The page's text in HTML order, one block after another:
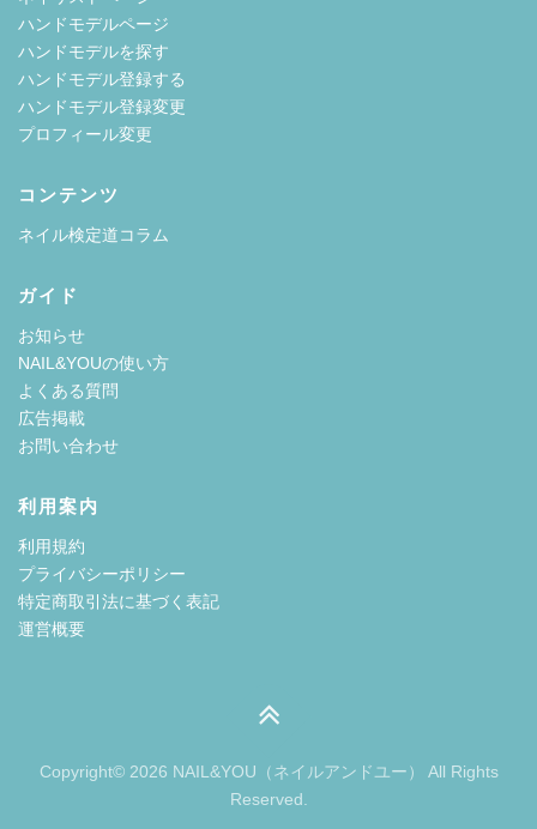
ハンドモデルページ
ハンドモデルを探す
ハンドモデル登録する
ハンドモデル登録変更
プロフィール変更
コンテンツ
ネイル検定道コラム
ガイド
お知らせ
NAIL&YOUの使い方
よくある質問
広告掲載
お問い合わせ
利用案内
利用規約
プライバシーポリシー
特定商取引法に基づく表記
運営概要
Copyright© 2026 NAIL&YOU（ネイルアンドユー） All Rights
Reserved.